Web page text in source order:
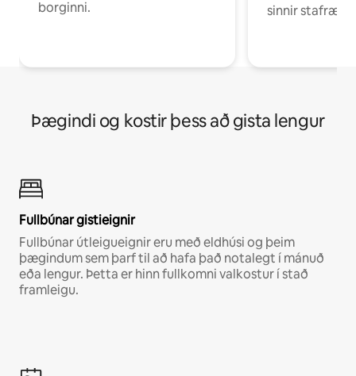
borginni.
sinnir
Þægindi og kostir þess að gista lengur
Fullbúnar gistieignir
Fullbúnar útleigueignir eru með eldhúsi og þeim
þægindum sem þarf til að hafa það notalegt í mánuð
eða lengur. Þetta er hinn fullkomni valkostur í stað
framleigu.